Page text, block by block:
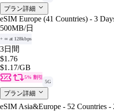
プラン詳細
eSIM Europe (41 Countries) - 3
500MB/日
+ ∞ at 128kbps
3日間
$1.76
$1.17/GB
5% 割引
5G
プラン詳細
eSIM Asia&Europe - 52 Countries